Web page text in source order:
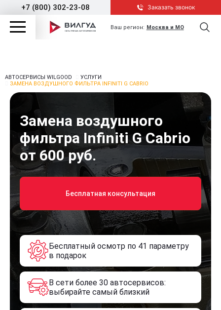
+7 (800) 302-23-08 Заказать звонок
Ваш регион: Москва и МО
АВТОСЕРВИСЫ WILGOOD
УСЛУГИ
ЗАМЕНА ВОЗДУШНОГО ФИЛЬТРА INFINITI G CABRIO
Замена воздушного
фильтра Infiniti G Cabrio
от 600 руб.
Бесплатная консультация
Бесплатный осмотр по 41 параметру
в подарок
В сети более 30 автосервисов:
выбирайте самый близкий